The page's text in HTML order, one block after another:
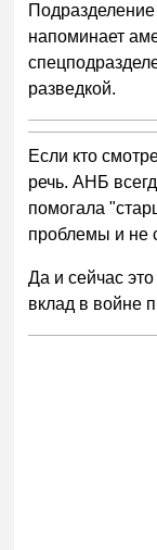
Подразделение
напоминает
разведкой.
Если кто
речь. АНБ
помогала
проблемы и не
Да и сейчас
вклад в войне